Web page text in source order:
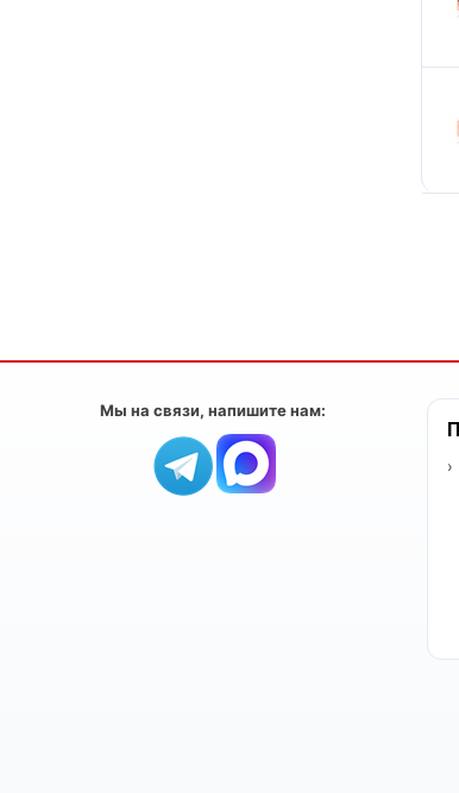
Мы на связи, напишите нам: